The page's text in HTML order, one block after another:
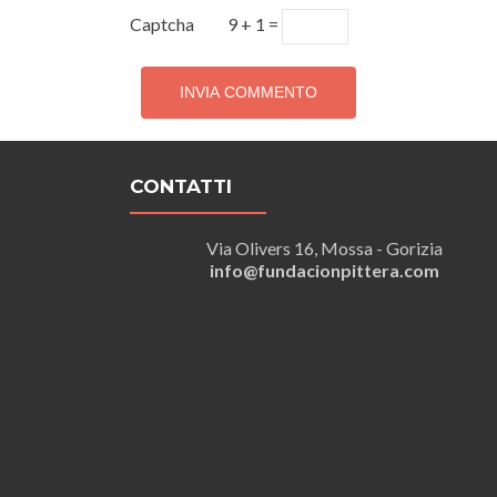
Captcha 9 + 1 =
CONTATTI
Via Olivers 16, Mossa - Gorizia
info@fundacionpittera.com